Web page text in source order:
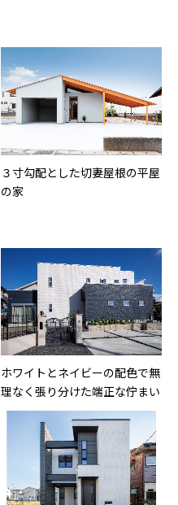
３寸勾配とした切妻屋根の平屋
の家
ホワイトとネイビーの配色で無
理なく張り分けた端正な佇まい